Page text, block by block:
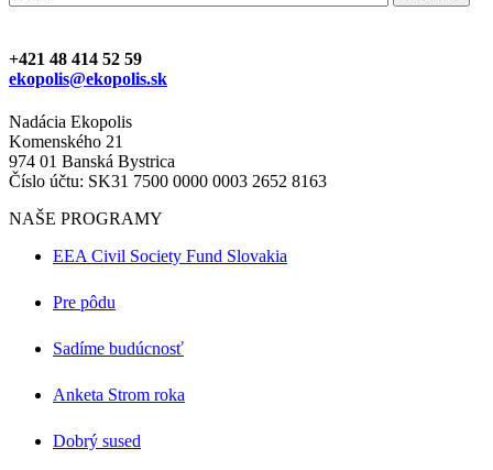
+421 48 414 52 59
ekopolis@ekopolis.sk
Nadácia Ekopolis
Komenského 21
974 01 Banská Bystrica
Číslo účtu: SK31 7500 0000 0003 2652 8163
NAŠE PROGRAMY
EEA Civil Society Fund Slovakia
Pre pôdu
Sadíme budúcnosť
Anketa Strom roka
Dobrý sused